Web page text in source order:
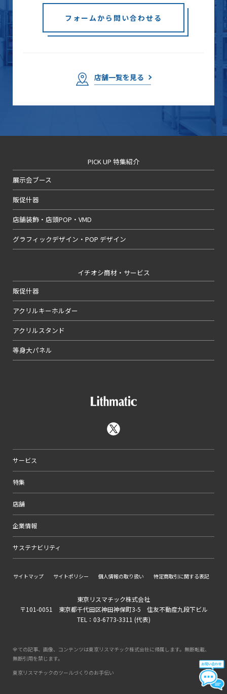
フォームから問い合わせる
店舗一覧を見る
PICK UP 特集紹介
展示会ブース
販促什器
店舗装飾・店頭POP・VMD
グラフィックデザイン・POP デザイン
イチオシ商材・サービス
販促什器
アクリルキーホルダー
アクリルスタンド
等身大パネル
サービス
特集
店舗
企業情報
サステナビリティ
サイトマップ サイトポリシー 個人情報の取り扱い 特定商取引に関する表記
東京リスマチック株式会社
〒101-0051 東京都千代田区神田神保町3-5 住友不動産九段下ビル
TEL：03-6773-3311 (代表)
全ての記事、画像、コンテンツは東京リスマチック株式会社に帰属します。無断転載、
無断引用を禁じます。
東京リスマチックのツールづくりのお手伝い